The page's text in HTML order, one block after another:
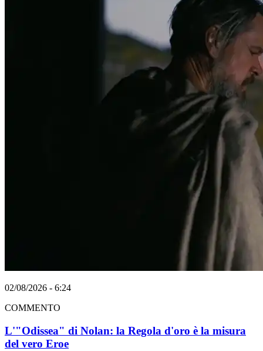
02/08/2026 - 6:24
COMMENTO
L'"Odissea" di Nolan: la Regola d'oro è la misura
del vero Eroe